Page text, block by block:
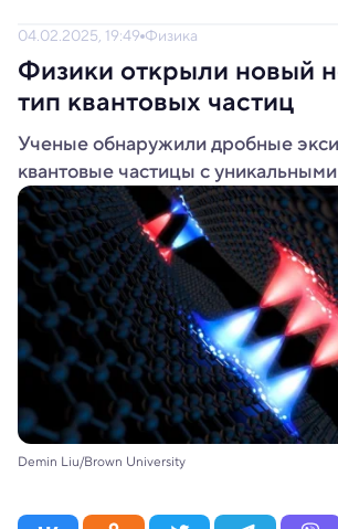
04.02.2025, 19:49 Физика
Физики открыли новый
тип квантовых частиц
Ученые обнаружили дробные
квантовые частицы с
Demin Liu/Brown University